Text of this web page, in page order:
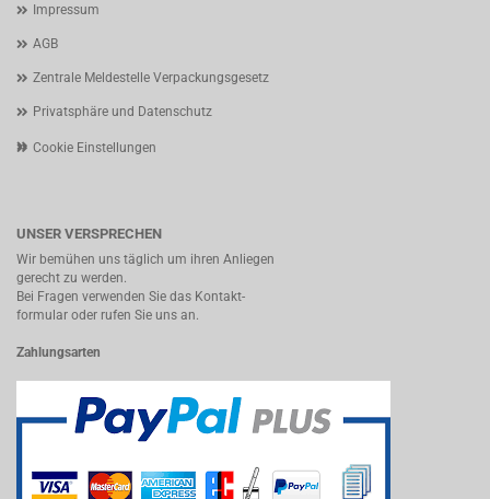
Impressum
AGB
Zentrale Meldestelle Verpackungsgesetz
Privatsphäre und Datenschutz
Cookie Einstellungen
UNSER VERSPRECHEN
Wir bemühen uns täglich um ihren Anliegen
gerecht zu werden.
Bei Fragen verwenden Sie das Kontakt-
formular oder rufen Sie uns an.
Zahlungsarten